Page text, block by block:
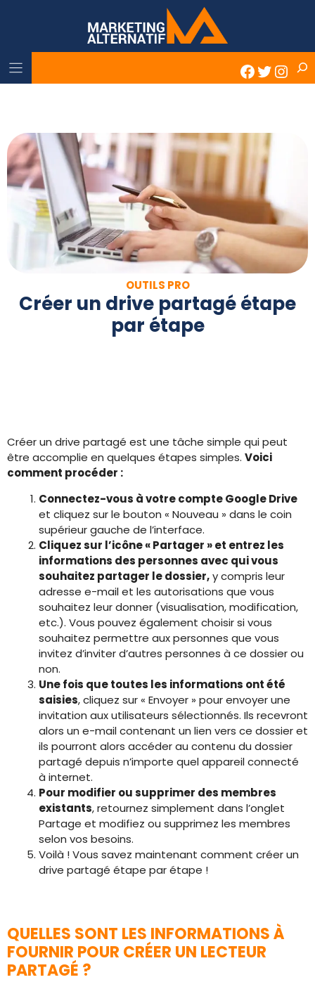
Twitter
OUTILS PRO
Créer un drive partagé étape
par étape
Créer un drive partagé est une tâche simple qui peut
être accomplie en quelques étapes simples. Voici
comment procéder :
Connectez-vous à votre compte Google Drive
et cliquez sur le bouton « Nouveau » dans le coin
supérieur gauche de l’interface.
Cliquez sur l’icône « Partager » et entrez les
informations des personnes avec qui vous
souhaitez partager le dossier,y compris leur
adresse e-mail et les autorisations que vous
souhaitez leur donner (visualisation, modification,
etc.). Vous pouvez également choisir si vous
souhaitez permettre aux personnes que vous
invitez d’inviter d’autres personnes à ce dossier ou
non.
Une fois que toutes les informations ont été
saisies, cliquez sur « Envoyer » pour envoyer une
invitation aux utilisateurs sélectionnés. Ils recevront
alors un e-mail contenant un lien vers ce dossier et
ils pourront alors accéder au contenu du dossier
partagé depuis n’importe quel appareil connecté
à internet.
Pour modifier ou supprimer des membres
existants, retournez simplement dans l’onglet
Partage et modifiez ou supprimez les membres
selon vos besoins.
Voilà ! Vous savez maintenant comment créer un
drive partagé étape par étape !
QUELLES SONT LES INFORMATIONS À
FOURNIR POUR CRÉER UN LECTEUR
PARTAGÉ ?